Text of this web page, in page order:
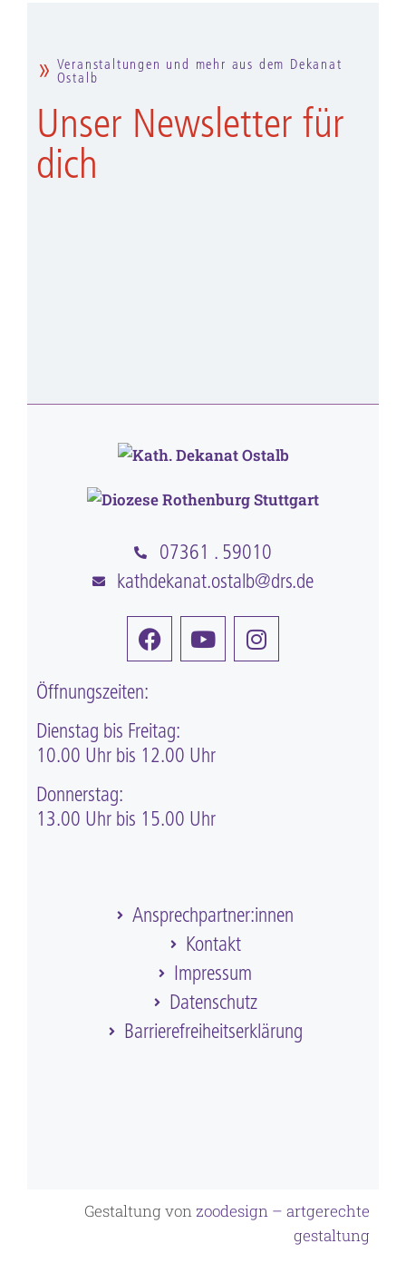
Veranstaltungen und mehr aus dem Dekanat
Ostalb
Unser Newsletter für
dich
07361 . 59010
kathdekanat.ostalb@drs.de
Öffnungszeiten:
Dienstag bis Freitag:
10.00 Uhr bis 12.00 Uhr
Donnerstag:
13.00 Uhr bis 15.00 Uhr
Ansprechpartner:innen
Kontakt
Impressum
Datenschutz
Barriere­frei­heits­erklärung
Gestaltung von zoodesign – artgerechte
gestaltung